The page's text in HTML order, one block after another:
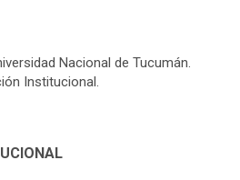
Nacional de Tucumán.
Institucional.